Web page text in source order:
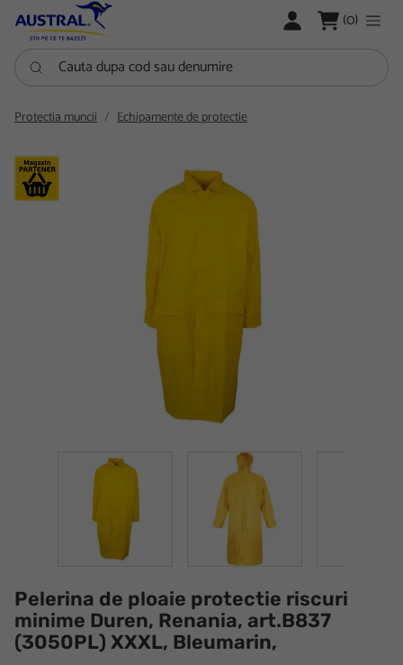
LOGARE (0)
Cauta dupa cod sau denumire
Protectia muncii Echipamente de protectie
Pelerina de ploaie protectie riscuri
minime Duren, Renania, art.B837
(3050PL) XXXL, Bleumarin,